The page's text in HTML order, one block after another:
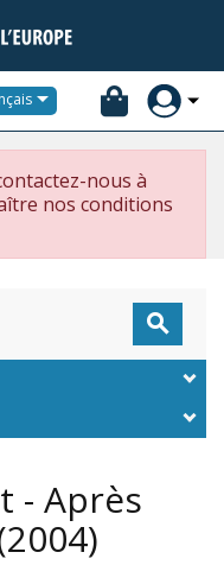

nous à
nos conditions

- Après